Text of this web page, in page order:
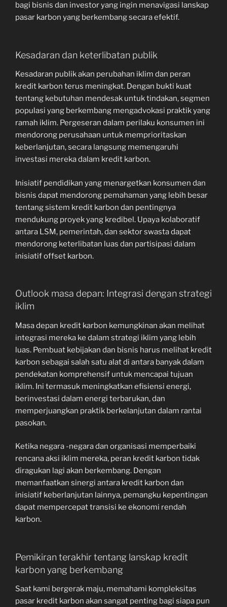
bagi bisnis dan investor yang ingin menavigasi lanskap
pasar karbon yang berkembang secara efektif.
Kesadaran dan keterlibatan publik
Kesadaran publik akan perubahan iklim dan peran
kredit karbon terus meningkat. Dengan bukti kuat
tentang kebutuhan mendesak untuk tindakan, segmen
populasi yang berkembang mengadvokasi praktik yang
ramah iklim. Pergeseran dalam perilaku konsumen ini
mendorong perusahaan untuk memprioritaskan
keberlanjutan, secara langsung memengaruhi
investasi mereka dalam kredit karbon.
Inisiatif pendidikan yang menargetkan konsumen dan
bisnis dapat mendorong pemahaman yang lebih besar
tentang sistem kredit karbon dan pentingnya
mendukung proyek yang kredibel. Upaya kolaboratif
antara LSM, pemerintah, dan sektor swasta dapat
mendorong keterlibatan luas dan partisipasi dalam
inisiatif offset karbon.
Outlook masa depan: Integrasi dengan strategi
iklim
Masa depan kredit karbon kemungkinan akan melihat
integrasi mereka ke dalam strategi iklim yang lebih
luas. Pembuat kebijakan dan bisnis harus melihat kredit
karbon sebagai salah satu alat di antara banyak dalam
pendekatan komprehensif untuk mencapai tujuan
iklim. Ini termasuk meningkatkan efisiensi energi,
berinvestasi dalam energi terbarukan, dan
memperjuangkan praktik berkelanjutan dalam rantai
pasokan.
Ketika negara -negara dan organisasi memperbaiki
rencana aksi iklim mereka, peran kredit karbon tidak
diragukan lagi akan berkembang. Dengan
memanfaatkan sinergi antara kredit karbon dan
inisiatif keberlanjutan lainnya, pemangku kepentingan
dapat mempercepat transisi ke ekonomi rendah
karbon.
Pemikiran terakhir tentang lanskap kredit
karbon yang berkembang
Saat kami bergerak maju, memahami kompleksitas
pasar kredit karbon akan sangat penting bagi siapa pun